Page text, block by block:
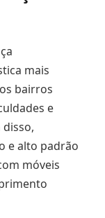
mais
bairros
e
e alto padrão
móveis